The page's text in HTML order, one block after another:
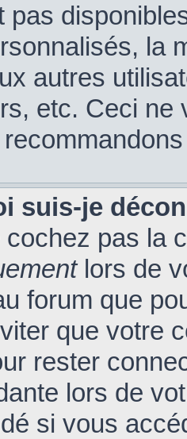
pas
la
autres
etc. Ceci
suis-je
cochez pas la
lors de
forum que
que votre
rester
lors de
si vous